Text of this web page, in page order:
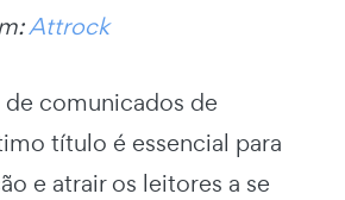
Attrock
comunicados de
título é essencial para
e atrair os leitores a se